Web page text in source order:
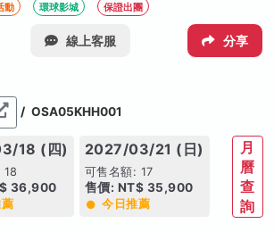
動 環球影城 保證出團
線上客服 分享
/ OSA05KHH001
18 (四)
18
36,900
2027/03/21 (日)
可售名額: 17
售價: NT$ 35,900
今日推薦
月
曆
查
詢